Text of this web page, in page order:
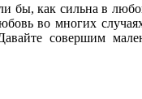
бы, как сильна в
во многих
совершим